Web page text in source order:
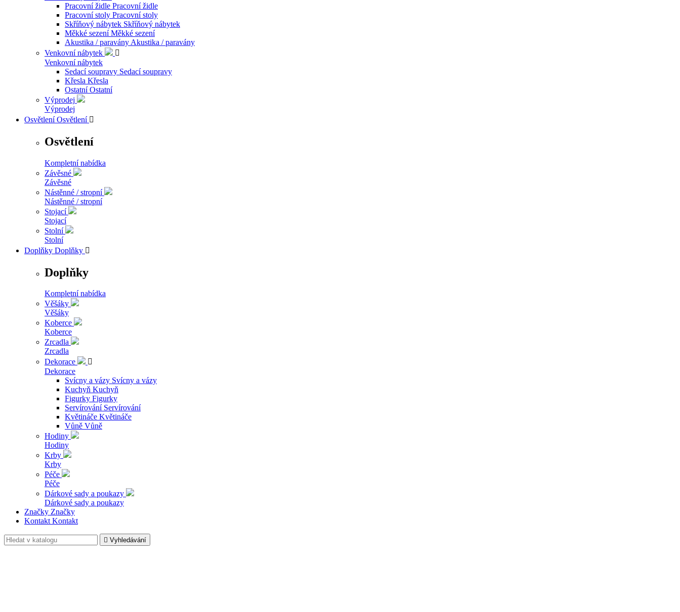
Pracovní židle Pracovní židle
Pracovní stoly Pracovní stoly
Skříňový nábytek Skříňový nábytek
Měkké sezení Měkké sezení
Akustika / paravány Akustika / paravány
Venkovní nábytek

Venkovní nábytek
Sedací soupravy Sedací soupravy
Křesla Křesla
Ostatní Ostatní
Výprodej
Výprodej
Osvětlení Osvětlení 
Osvětlení
Kompletní nabídka
Závěsné
Závěsné
Nástěnné / stropní
Nástěnné / stropní
Stojací
Stojací
Stolní
Stolní
Doplňky Doplňky 
Doplňky
Kompletní nabídka
Věšáky
Věšáky
Koberce
Koberce
Zrcadla
Zrcadla
Dekorace

Dekorace
Svícny a vázy Svícny a vázy
Kuchyň Kuchyň
Figurky Figurky
Servírování Servírování
Květináče Květináče
Vůně Vůně
Hodiny
Hodiny
Krby
Krby
Péče
Péče
Dárkové sady a poukazy
Dárkové sady a poukazy
Značky Značky
Kontakt Kontakt
 Vyhledávání